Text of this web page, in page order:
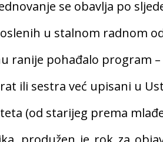
se obavlja po
u stalnom radnom
ranije pohađalo program –
ili sestra već upisani u
(od starijeg prema